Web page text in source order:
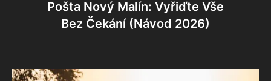
Pošta Nový Malín: Vyřiďte Vše
Bez Čekání (Návod 2026)